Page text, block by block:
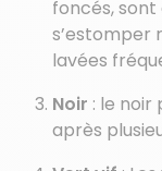
foncés,
s’estomper
lavées
Noir : le
après